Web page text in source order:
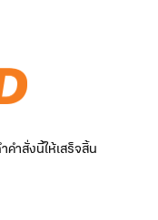
ำสั่งนี้ให้เสร็จสิ้น